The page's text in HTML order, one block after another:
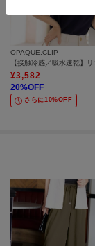
OPAQUE.CLIP
¥3,582
20%OFF
さらに10%OFF